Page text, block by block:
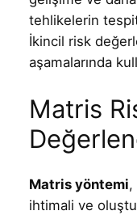
tehlikelerin
İkincil risk
aşamalarında
Matris
Matris yöntemi,
ihtimali ve